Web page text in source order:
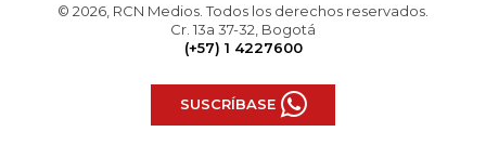
© 2026, RCN Medios. Todos los derechos reservados.
Cr. 13a 37-32, Bogotá
(+57) 1 4227600
SUSCRÍBASE